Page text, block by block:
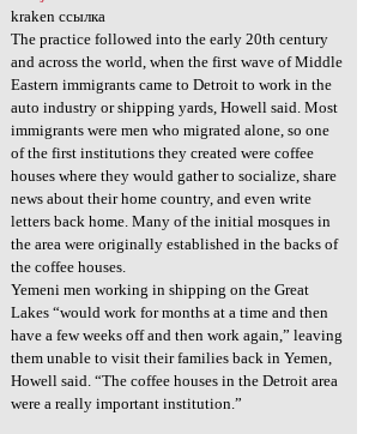
kraken ссылка
The practice followed into the early 20th century
and across the world, when the first wave of Middle
Eastern immigrants came to Detroit to work in the
auto industry or shipping yards, Howell said. Most
immigrants were men who migrated alone, so one
of the first institutions they created were coffee
houses where they would gather to socialize, share
news about their home country, and even write
letters back home. Many of the initial mosques in
the area were originally established in the backs of
the coffee houses.
Yemeni men working in shipping on the Great
Lakes “would work for months at a time and then
have a few weeks off and then work again,” leaving
them unable to visit their families back in Yemen,
Howell said. “The coffee houses in the Detroit area
were a really important institution.”